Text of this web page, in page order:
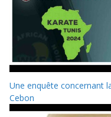
Une enquête concernant
Cebon